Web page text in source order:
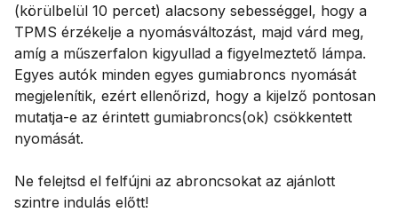
(körülbelül 10 percet) alacsony sebességgel, hogy a
TPMS érzékelje a nyomásváltozást, majd várd meg,
amíg a műszerfalon kigyullad a figyelmeztető lámpa.
Egyes autók minden egyes gumiabroncs nyomását
megjelenítik, ezért ellenőrizd, hogy a kijelző pontosan
mutatja-e az érintett gumiabroncs(ok) csökkentett
nyomását.
Ne felejtsd el felfújni az abroncsokat az ajánlott
szintre indulás előtt!